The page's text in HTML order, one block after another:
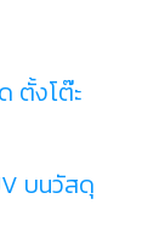
ตั้งโต๊ะ
บนวัสดุ